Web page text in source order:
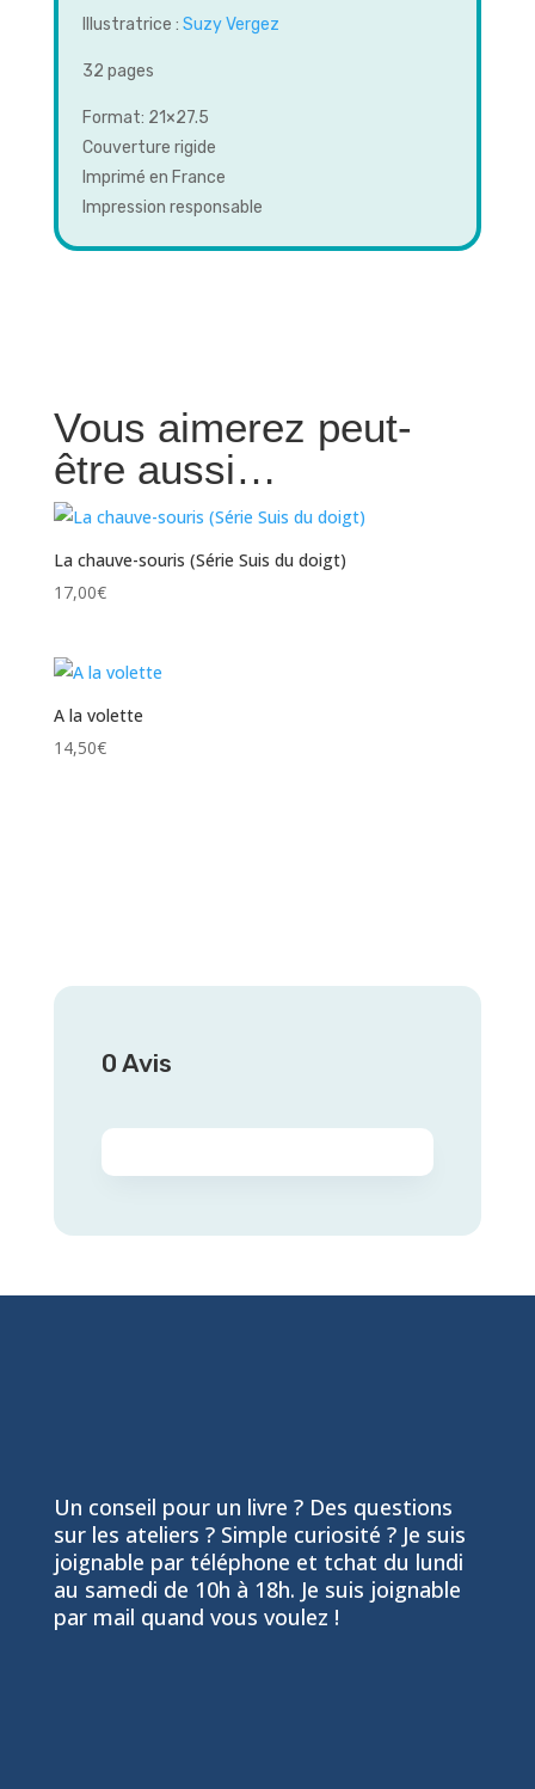
Illustratrice : Suzy Vergez
32 pages
Format: 21×27.5
Couverture rigide
Imprimé en France
Impression responsable
Vous aimerez peut-
être aussi…
La chauve-souris (Série Suis du doigt)
17,00€
A la volette
14,50€
0 Avis
Un conseil pour un livre ? Des questions
sur les ateliers ? Simple curiosité ? Je suis
joignable par téléphone et tchat du lundi
au samedi de 10h à 18h. Je suis joignable
par mail quand vous voulez !